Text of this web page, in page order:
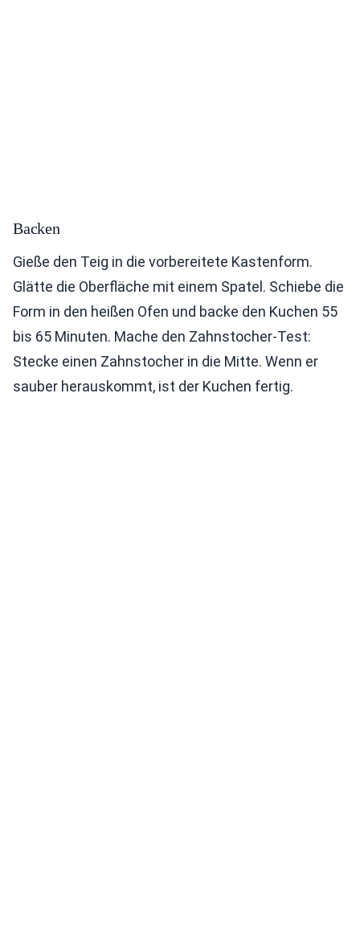
Backen
Gieße den Teig in die vorbereitete Kastenform.
Glätte die Oberfläche mit einem Spatel. Schiebe die
Form in den heißen Ofen und backe den Kuchen 55
bis 65 Minuten. Mache den Zahnstocher-Test:
Stecke einen Zahnstocher in die Mitte. Wenn er
sauber herauskommt, ist der Kuchen fertig.